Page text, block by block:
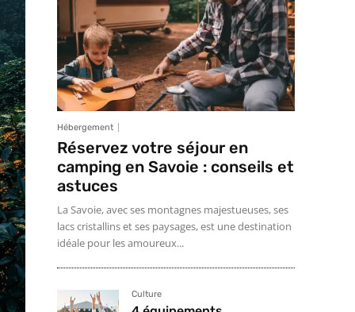
Hébergement
Réservez votre séjour en
camping en Savoie : conseils et
astuces
La Savoie, avec ses montagnes majestueuses, ses
lacs cristallins et ses paysages, est une destination
idéale pour les amoureux...
Culture